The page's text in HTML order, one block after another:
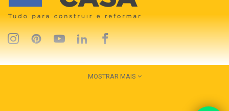
MOSTRAR MAIS